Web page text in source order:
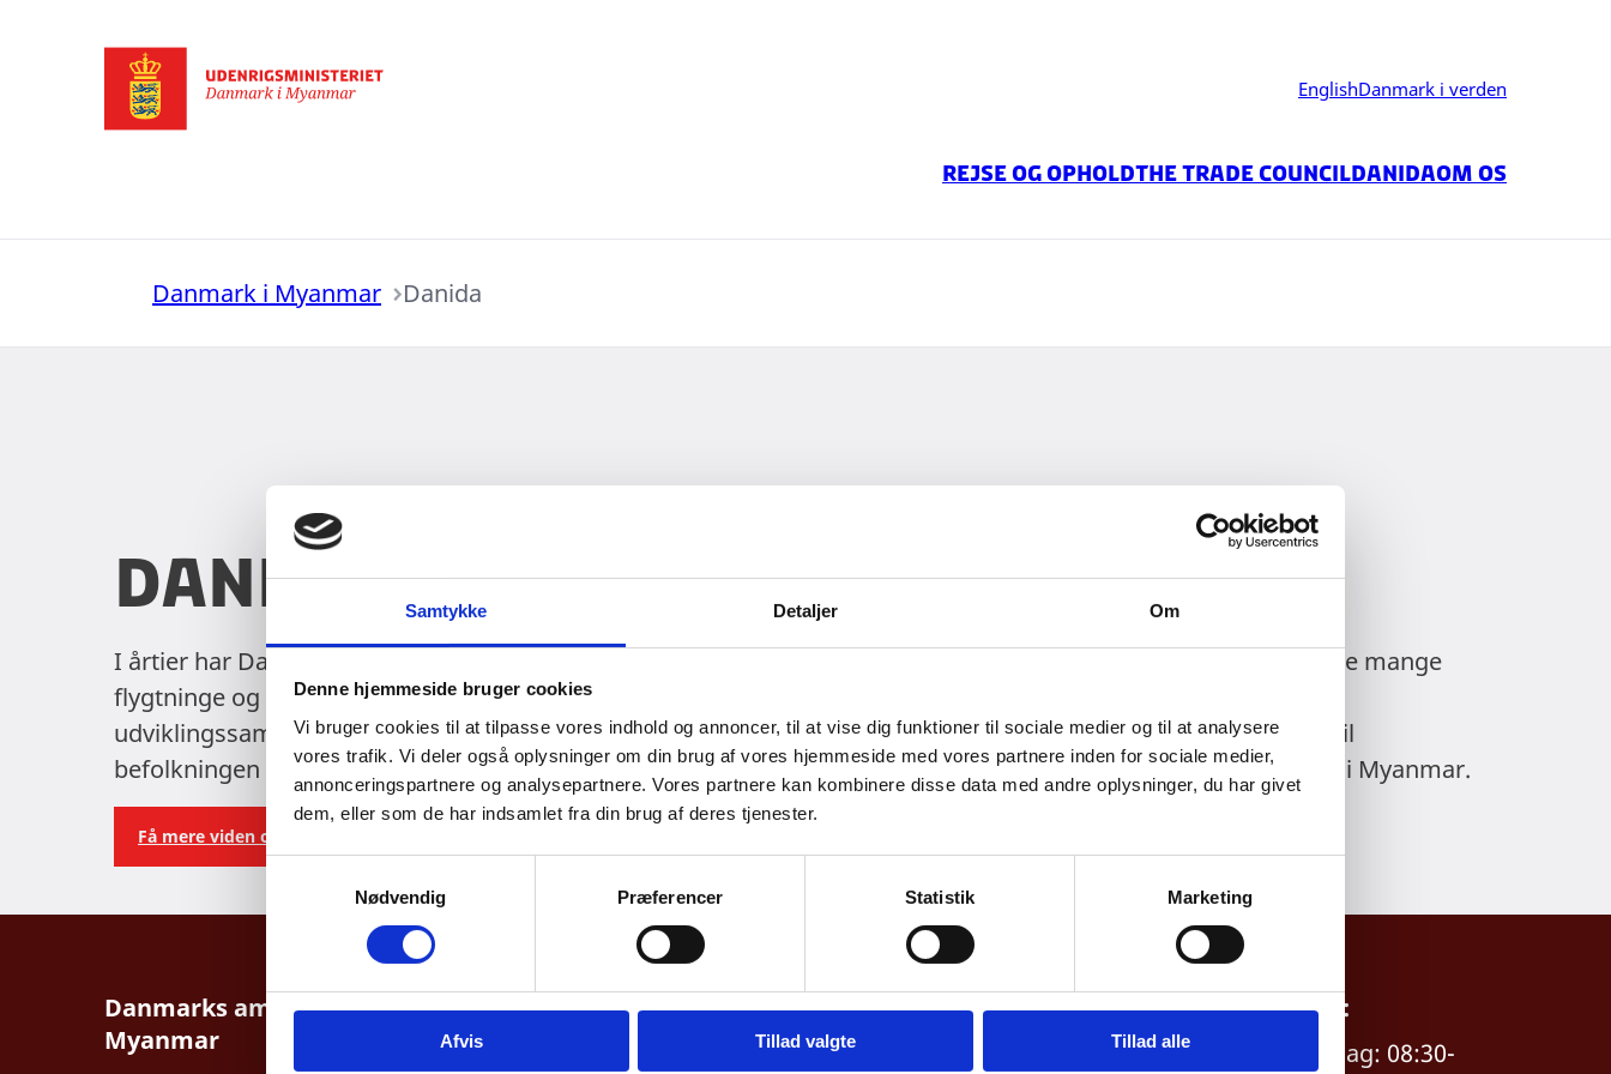
Samtykke Detaljer Om
Denne hjemmeside bruger cookies
Vi bruger cookies til at tilpasse vores indhold og annoncer, til at vise dig funktioner til sociale medier og til at analysere
vores trafik. Vi deler også oplysninger om din brug af vores hjemmeside med vores partnere inden for sociale medier,
annonceringspartnere og analysepartnere. Vores partnere kan kombinere disse data med andre oplysninger, du har givet
dem, eller som de har indsamlet fra din brug af deres tjenester.
S
k
Nødvendig Præferencer Statistik Marketing
Afvis Tillad valgte Tillad alle
EnglishDanmark i verden
Rejse og opholdThe trade councilDanidaOm os
Danmark i Myanmar Danida
Danida
I årtier har Danmark støttet de demokratiske kræfter I Myanmar så vel som støtte med humanitær bistand til de mange
flygtninge og internt fordrevne i Myanmars grænseland. Ved at gøre Myanmar til et prioritetsland for danske
udviklingssamarbejder og ved åbningen af ambassaden 1. august 2014 har Danmark bekræftet landets støtte til
befolkningen i Myanmar. Militærkuppet i Myanmar i 2021 har dog ledt til en omprioritering af danske initiativer i Myanmar.
Få mere viden om Danida her
Danmarks ambassade i
Myanmar
Åbningstider:
Mandag - Fredag: 08:30-